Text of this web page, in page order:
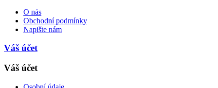
O nás
Obchodní podmínky
Napište nám
Váš účet
Váš účet